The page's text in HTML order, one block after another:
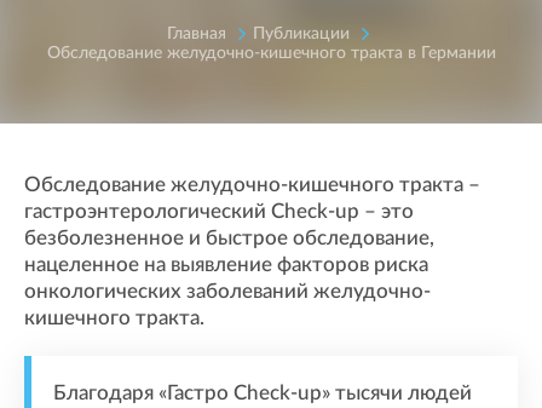
Главная
Публикации
Обследование желудочно-кишечного тракта в Германии
Обследование желудочно-кишечного тракта –
гастроэнтерологический Check-up – это
безболезненное и быстрое обследование,
нацеленное на выявление факторов риска
онкологических заболеваний желудочно-
кишечного тракта.
Благодаря «Гастро Check-up» тысячи людей